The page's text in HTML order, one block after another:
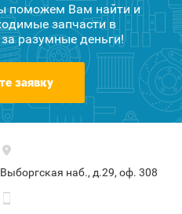
поможем Вам найти и
запчасти в
разумные деньги!
заявку
наб., д.29, оф. 308